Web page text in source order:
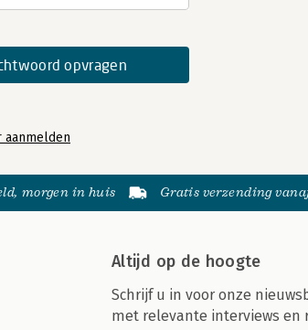
aanmelden
morgen in huis Gratis verzending
Altijd op de hoogte
Schrijf u in voor onze
met relevante interviews en